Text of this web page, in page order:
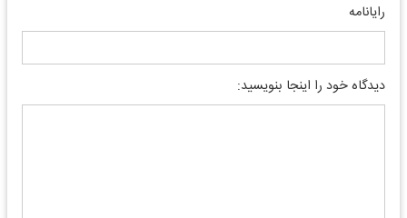
رایانامه
دیدگاه خود را اینجا بنویسید: